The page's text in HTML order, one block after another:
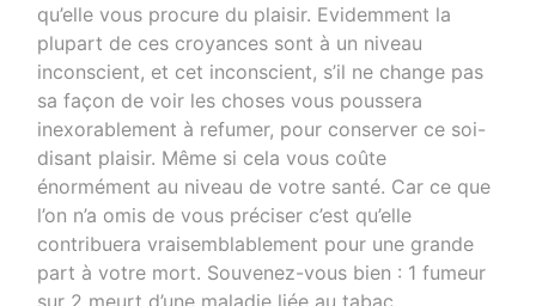
qu’elle vous procure du plaisir. Evidemment la
plupart de ces croyances sont à un niveau
inconscient, et cet inconscient, s’il ne change pas
sa façon de voir les choses vous poussera
inexorablement à refumer, pour conserver ce soi-
disant plaisir. Même si cela vous coûte
énormément au niveau de votre santé. Car ce que
l’on n’a omis de vous préciser c’est qu’elle
contribuera vraisemblablement pour une grande
part à votre mort. Souvenez-vous bien : 1 fumeur
sur 2 meurt d’une maladie liée au tabac.